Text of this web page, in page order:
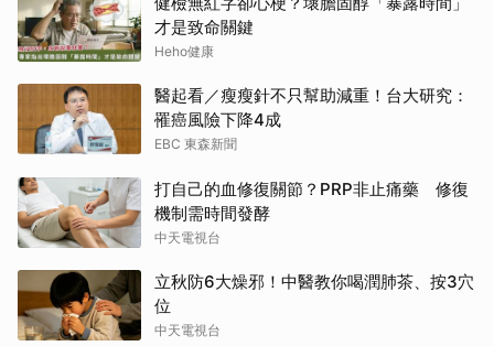
才是致命關鍵
Heho健康
醫起看／瘦瘦針不只幫助減重！台大研究：
罹癌風險下降4成
EBC 東森新聞
打自己的血修復關節？PRP非止痛藥 修復
機制需時間發酵
中天電視台
立秋防6大燥邪！中醫教你喝潤肺茶、按3穴
位
中天電視台